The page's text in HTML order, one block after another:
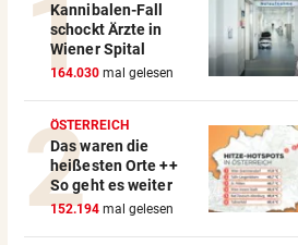
EUROPA-LEAGUE-TICKER vor
LIVE ab 19 Uhr: Red Bull
gegen FC Pafos!
DAS SAGT STURM-COACH
Charakterprobe! „Das
die Mannschaft“
TRUMP BESCHIMPFT IHN vor
Kannibalen-Fall
schockt Ärzte in
Wiener Spital
164.030 mal gelesen
ÖSTERREICH
Das waren die
heißesten Orte ++
So geht es weiter
152.194 mal gelesen